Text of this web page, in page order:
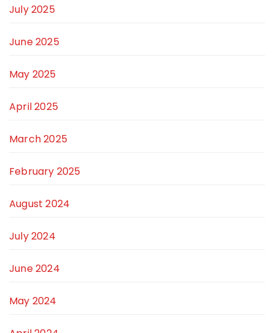
July 2025
June 2025
May 2025
April 2025
March 2025
February 2025
August 2024
July 2024
June 2024
May 2024